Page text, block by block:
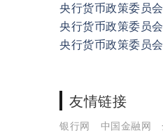
央行货币政策委员
央行货币政策委员
央行货币政策委员
友情链接
银行网 中国金融网